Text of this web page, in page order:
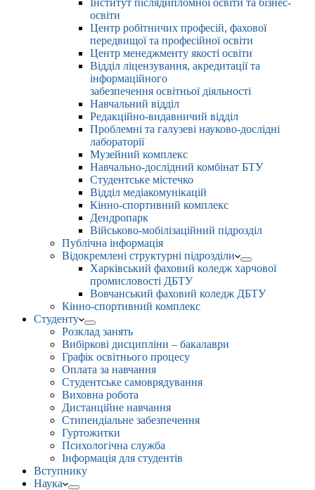
Інститут післядипломної освіти та бізнес-
освіти
Центр робітничих професій, фахової
передвищої та професійної освіти
Центр менеджменту якості освіти
Відділ ліцензування, акредитації та
інформаційного
забезпечення освітньої діяльності
Навчальний відділ
Редакційно-видавничий відділ
Проблемні та галузеві науково-дослідні
лабораторії
Музейний комплекс
Навчально-дослідний комбінат БТУ
Студентське містечко
Відділ медіакомунікацій
Кінно-спортивний комплекс
Дендропарк
Військово-мобілізаційний підрозділ
Публічна інформація
Відокремлені структурні підрозділи
Харківський фаховий коледж харчової
промисловості ДБТУ
Вовчанський фаховий коледж ДБТУ
Кінно-спортивний комплекс
Студенту
Розклад занять
Вибіркові дисципліни – бакалаври
Графік освітнього процесу
Оплата за навчання
Студентське самоврядування
Виховна робота
Дистанційне навчання
Стипендіальне забезпечення
Гуртожитки
Психологічна служба
Інформація для студентів
Вступнику
Наука